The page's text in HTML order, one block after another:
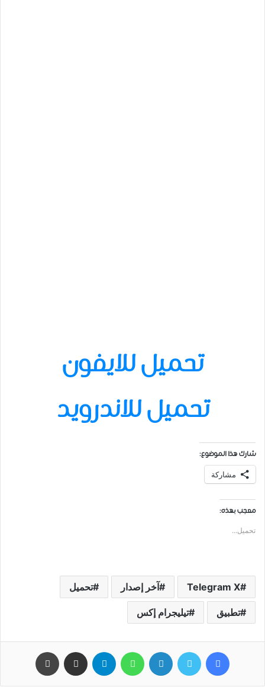
تحميل للايفون
تحميل للاندرويد
شارك هذا الموضوع:
مشاركة
معجب بهذه:
تحميل...
Telegram X آخر إصدار تحميل
تطبيق تيليجرام إكس
فيسبوك تويتر لينكدإن واتساب تيلقرام مشاركة عبر البريد